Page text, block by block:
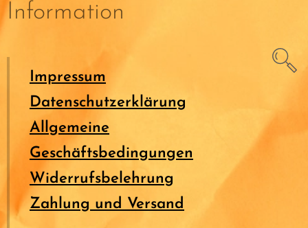
Information
Impressum
Datenschutzerklärung
Allgemeine
Geschäftsbedingungen
Widerrufsbelehrung
Zahlung und Versand